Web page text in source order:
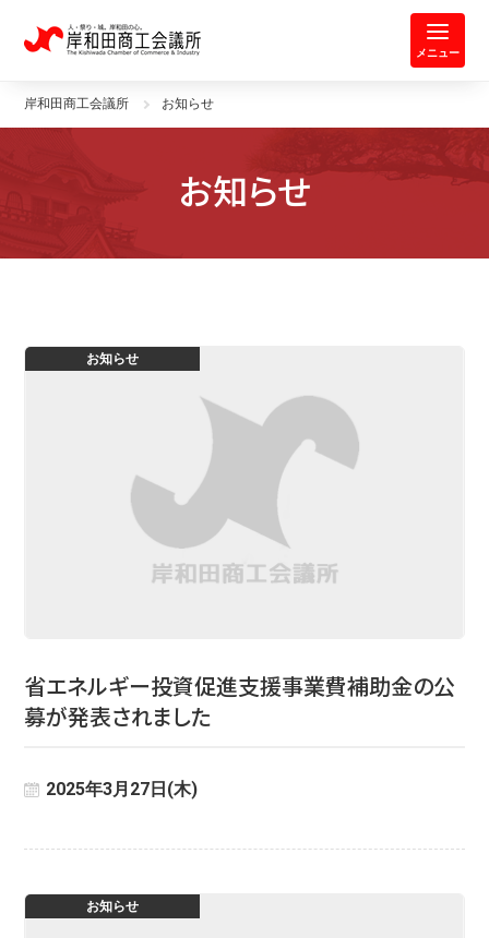
岸和田商工会議所 | 人・祭り・城。
メニュー
岸和田商工会議所 お知らせ
お知らせ
お知らせ
省エネルギー投資促進支援事業費補助金の公
募が発表されました
2025年3月27日(木)
お知らせ